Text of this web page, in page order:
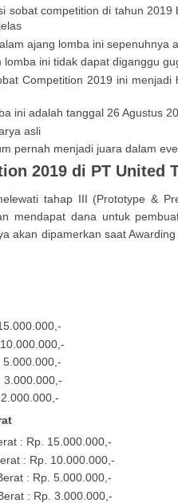
sobat competition di tahun 2019
ajang lomba ini sepenuhnya
ini tidak dapat diganggu
Competition 2019 ini menjadi
ini adalah tanggal 26 Agustus
asli
pernah menjadi juara dalam
2019 di PT United
tahap III (Prototype &
mendapat dana untuk
akan dipamerkan saat
3.000.000,-
: Rp. 15.000.000,-
: Rp. 10.000.000,-
: Rp. 5.000.000,-
: Rp. 3.000.000,-